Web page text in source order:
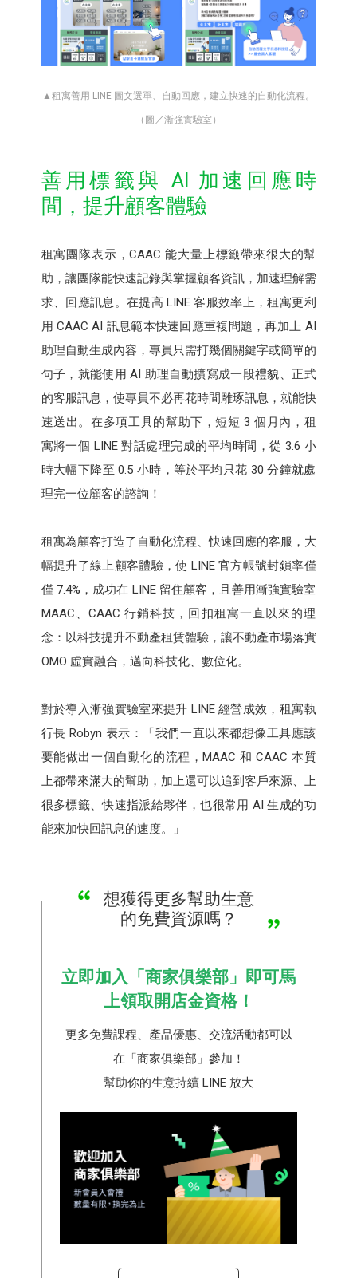
▲租寓善用 LINE 圖文選單、自動回應，建立快速的自動化流程。
（圖／漸強實驗室）
善用標籤與 AI 加速回應時
間，提升顧客體驗
租寓團隊表示，CAAC 能大量上標籤帶來很大的幫
助，讓團隊能快速記錄與掌握顧客資訊，加速理解需
求、回應訊息。在提高 LINE 客服效率上，租寓更利
用 CAAC AI 訊息範本快速回應重複問題，再加上 AI
助理自動生成內容，專員只需打幾個關鍵字或簡單的
句子，就能使用 AI 助理自動擴寫成一段禮貌、正式
的客服訊息，使專員不必再花時間雕琢訊息，就能快
速送出。在多項工具的幫助下，短短 3 個月內，租
寓將一個 LINE 對話處理完成的平均時間，從 3.6 小
時大幅下降至 0.5 小時，等於平均只花 30 分鐘就處
理完一位顧客的諮詢！
租寓為顧客打造了自動化流程、快速回應的客服，大
幅提升了線上顧客體驗，使 LINE 官方帳號封鎖率僅
僅 7.4%，成功在 LINE 留住顧客，且善用漸強實驗室
MAAC、CAAC 行銷科技，回扣租寓一直以來的理
念：以科技提升不動產租賃體驗，讓不動產市場落實
OMO 虛實融合，邁向科技化、數位化。
對於導入漸強實驗室來提升 LINE 經營成效，租寓執
行長 Robyn 表示：「我們一直以來都想像工具應該
要能做出一個自動化的流程，MAAC 和 CAAC 本質
上都帶來滿大的幫助，加上還可以追到客戶來源、上
很多標籤、快速指派給夥伴，也很常用 AI 生成的功
能來加快回訊息的速度。」
想獲得更多幫助生意
的免費資源嗎？
立即加入「商家俱樂部」即可馬
上領取開店金資格！
更多免費課程、產品優惠、交流活動都可以
在「商家俱樂部」參加！
幫助你的生意持續 LINE 放大